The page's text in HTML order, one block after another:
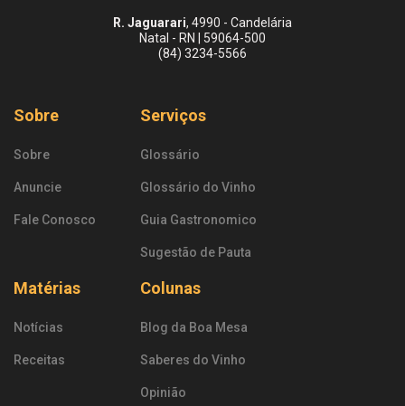
R. Jaguarari, 4990 - Candelária
Natal - RN | 59064-500
(84) 3234-5566
Sobre
Sobre
Anuncie
Fale Conosco
Serviços
Glossário
Glossário do Vinho
Guia Gastronomico
Sugestão de Pauta
Matérias
Notícias
Receitas
Colunas
Blog da Boa Mesa
Saberes do Vinho
Opinião